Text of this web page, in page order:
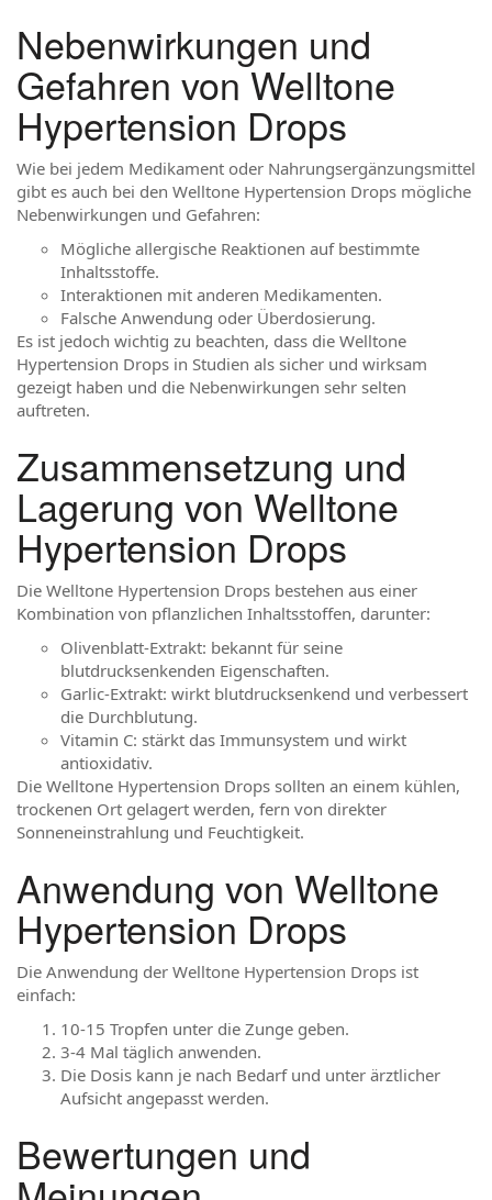
Nebenwirkungen und
Gefahren von Welltone
Hypertension Drops
Wie bei jedem Medikament oder Nahrungsergänzungsmittel
gibt es auch bei den Welltone Hypertension Drops mögliche
Nebenwirkungen und Gefahren:
Mögliche allergische Reaktionen auf bestimmte
Inhaltsstoffe.
Interaktionen mit anderen Medikamenten.
Falsche Anwendung oder Überdosierung.
Es ist jedoch wichtig zu beachten, dass die Welltone
Hypertension Drops in Studien als sicher und wirksam
gezeigt haben und die Nebenwirkungen sehr selten
auftreten.
Zusammensetzung und
Lagerung von Welltone
Hypertension Drops
Die Welltone Hypertension Drops bestehen aus einer
Kombination von pflanzlichen Inhaltsstoffen, darunter:
Olivenblatt-Extrakt: bekannt für seine
blutdrucksenkenden Eigenschaften.
Garlic-Extrakt: wirkt blutdrucksenkend und verbessert
die Durchblutung.
Vitamin C: stärkt das Immunsystem und wirkt
antioxidativ.
Die Welltone Hypertension Drops sollten an einem kühlen,
trockenen Ort gelagert werden, fern von direkter
Sonneneinstrahlung und Feuchtigkeit.
Anwendung von Welltone
Hypertension Drops
Die Anwendung der Welltone Hypertension Drops ist
einfach:
10-15 Tropfen unter die Zunge geben.
3-4 Mal täglich anwenden.
Die Dosis kann je nach Bedarf und unter ärztlicher
Aufsicht angepasst werden.
Bewertungen und